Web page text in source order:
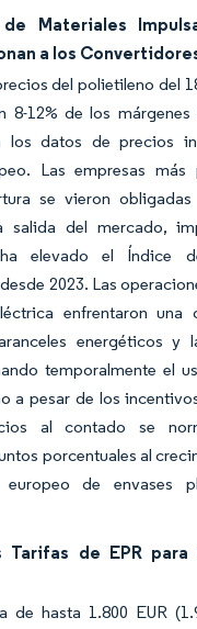
Materiales
a los
del polietileno del
8-12% de los
los datos de precios
Las empresas más
se vieron
del mercado,
elevado el Índice
2023. Las
enfrentaron una
energéticos y
temporalmente el
a pesar de los
al contado se
porcentuales al
de envases
de EPR para
de hasta 1.800 EUR